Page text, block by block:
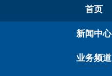
首页
新闻中心
业务频道